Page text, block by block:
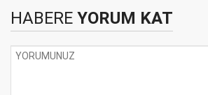
HABERE YORUM KAT